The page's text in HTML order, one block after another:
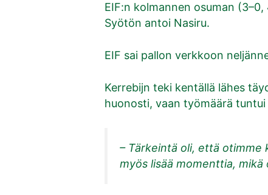
EIF:n kolmannen osuman
Syötön antoi Nasiru.
EIF sai pallon verkkoon
Kerrebijn teki kentällä lähes
huonosti, vaan työmäärä tuntui
– Tärkeintä oli, että otimme
myös lisää momenttia,